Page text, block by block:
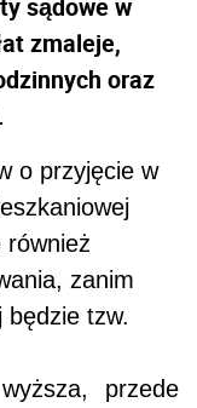
sądowe w
zmaleje,
oraz
o przyjęcie w
również
zanim
będzie tzw.
przede